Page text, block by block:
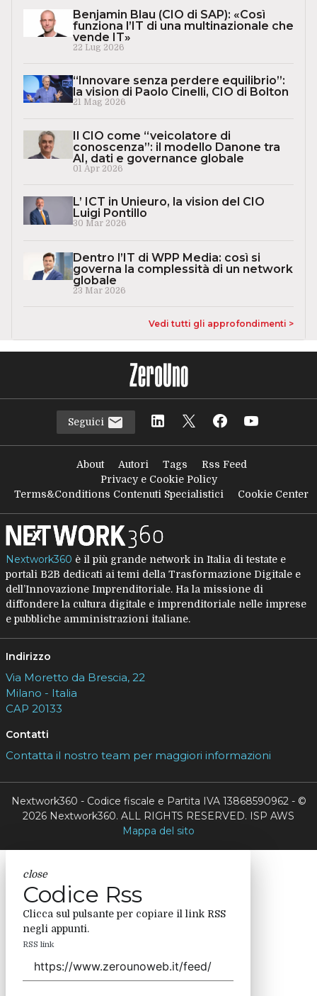
Benjamin Blau (CIO di SAP): «Così
funziona l’IT di una multinazionale che
vende IT»
22 Lug 2026
“Innovare senza perdere equilibrio”:
la vision di Paolo Cinelli, CIO di Bolton
21 Mag 2026
Il CIO come “veicolatore di
conoscenza”: il modello Danone tra
AI, dati e governance globale
01 Apr 2026
L’ ICT in Unieuro, la vision del CIO
Luigi Pontillo
30 Mar 2026
Dentro l’IT di WPP Media: così si
governa la complessità di un network
globale
23 Mar 2026
Vedi tutti gli approfondimenti >
Seguici
About Autori Tags
Rss Feed
Privacy e Cookie Policy
Terms&Conditions Contenuti Specialistici
Cookie Center
Nextwork360 è il più grande network in Italia di testate e
portali B2B dedicati ai temi della Trasformazione Digitale e
dell’Innovazione Imprenditoriale. Ha la missione di
diffondere la cultura digitale e imprenditoriale nelle imprese
e pubbliche amministrazioni italiane.
Indirizzo
Via Moretto da Brescia, 22
Milano - Italia
CAP 20133
Contatti
Contatta il nostro team per maggiori informazioni
Nextwork360 - Codice fiscale e Partita IVA 13868590962 - ©
2026 Nextwork360. ALL RIGHTS RESERVED. ISP AWS
Mappa del sito
close
Codice Rss
Clicca sul pulsante per copiare il link RSS
negli appunti.
RSS link